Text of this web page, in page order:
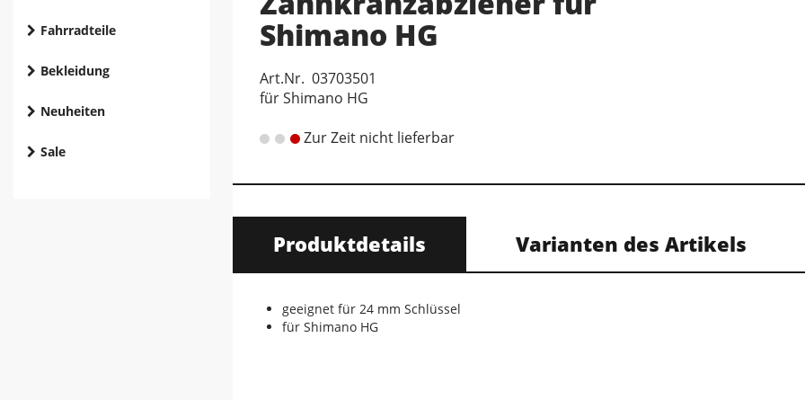
Fahrradteile
Bekleidung
Neuheiten
Sale
Shimano HG
Art.Nr. 03703501
für Shimano HG
Zur Zeit nicht lieferbar
Produktdetails Varianten des Artikels
geeignet für 24 mm Schlüssel
für Shimano HG